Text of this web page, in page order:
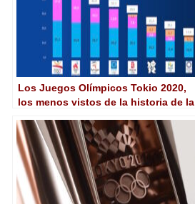
Los Juegos Olímpicos Tokio 2020,
los menos vistos de la historia de la